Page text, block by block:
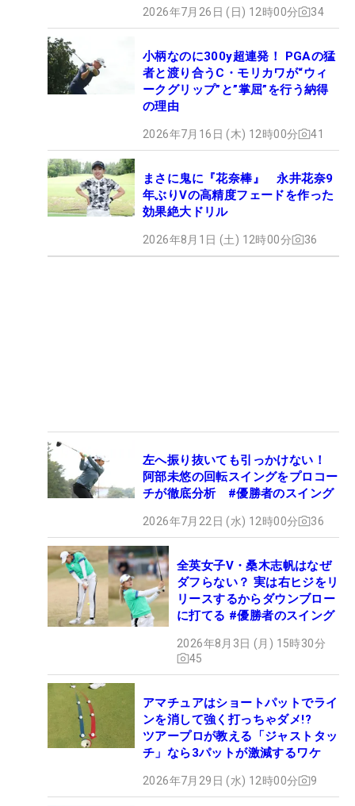
2026年7月26日 (日) 12時00分 34
小柄なのに300y超連発！ PGAの猛
者と渡り合うC・モリカワが“ウィ
ークグリップ”と”掌屈”を行う納得
の理由
2026年7月16日 (木) 12時00分 41
まさに鬼に『花奈棒』 永井花奈9
年ぶりVの高精度フェードを作った
効果絶大ドリル
2026年8月1日 (土) 12時00分 36
左へ振り抜いても引っかけない！
阿部未悠の回転スイングをプロコー
チが徹底分析 #優勝者のスイング
2026年7月22日 (水) 12時00分 36
全英女子V・桑木志帆はなぜ
ダフらない？ 実は右ヒジをリ
リースするからダウンブロー
に打てる #優勝者のスイング
2026年8月3日 (月) 15時30分
45
アマチュアはショートパットでライ
ンを消して強く打っちゃダメ!?
ツアープロが教える「ジャストタッ
チ」なら3パットが激減するワケ
2026年7月29日 (水) 12時00分 9